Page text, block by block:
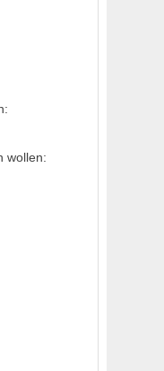
wollen: